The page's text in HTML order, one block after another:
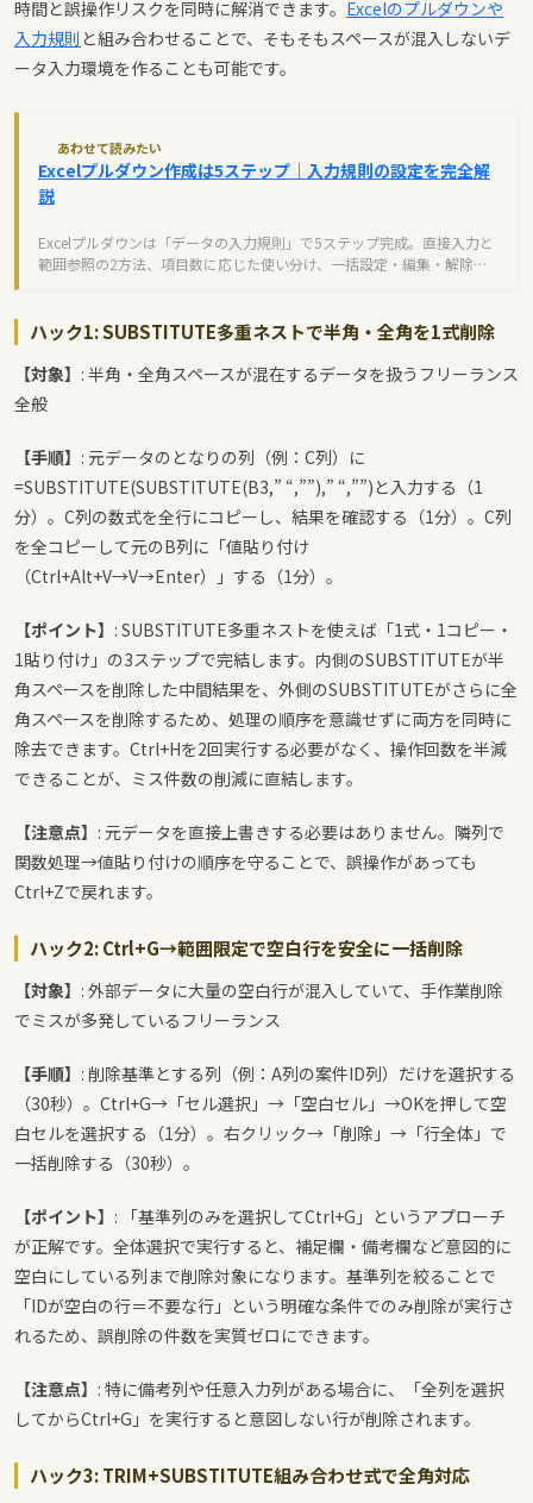
時間と誤操作リスクを同時に解消できます。 Excelのプルダウンや
入力規則 と組み合わせることで、そもそもスペースが混入しないデ
ータ入力環境を作ることも可能です。
あわせて読みたい
Excelプルダウン作成は5ステップ｜入力規則の設定を完全解
説
Excelプルダウンは「データの入力規則」で5ステップ完成。直接入力と
範囲参照の2方法、項目数に応じた使い分け、一括設定・編集・解除ま
ハック1: SUBSTITUTE多重ネストで半角・全角を1式削除
【対象】 : 半角・全角スペースが混在するデータを扱うフリーランス
全般
【手順】 : 元データのとなりの列（例：C列）に
=SUBSTITUTE(SUBSTITUTE(B3,” “,””),” “,””) と入力する（1
分）。C列の数式を全行にコピーし、結果を確認する（1分）。C列
を全コピーして元のB列に「値貼り付け
（Ctrl+Alt+V→V→Enter）」する（1分）。
【ポイント】 : SUBSTITUTE多重ネストを使えば「1式・1コピー・
1貼り付け」の3ステップで完結します。内側のSUBSTITUTEが半
角スペースを削除した中間結果を、外側のSUBSTITUTEがさらに全
角スペースを削除するため、処理の順序を意識せずに両方を同時に
除去できます。Ctrl+Hを2回実行する必要がなく、操作回数を半減
できることが、ミス件数の削減に直結します。
【注意点】 : 元データを直接上書きする必要はありません。隣列で
関数処理→値貼り付けの順序を守ることで、誤操作があっても
Ctrl+Zで戻れます。
ハック2: Ctrl+G→範囲限定で空白行を安全に一括削除
【対象】 : 外部データに大量の空白行が混入していて、手作業削除
でミスが多発しているフリーランス
【手順】 : 削除基準とする列（例：A列の案件ID列）だけを選択する
（30秒）。Ctrl+G→「セル選択」→「空白セル」→OKを押して空
白セルを選択する（1分）。右クリック→「削除」→「行全体」で
一括削除する（30秒）。
【ポイント】 : 「基準列のみを選択してCtrl+G」というアプローチ
が正解です。全体選択で実行すると、補足欄・備考欄など意図的に
空白にしている列まで削除対象になります。基準列を絞ることで
「IDが空白の行＝不要な行」という明確な条件でのみ削除が実行さ
れるため、誤削除の件数を実質ゼロにできます。
【注意点】 : 特に備考列や任意入力列がある場合に、「全列を選択
してからCtrl+G」を実行すると意図しない行が削除されます。
ハック3: TRIM+SUBSTITUTE組み合わせ式で全角対応